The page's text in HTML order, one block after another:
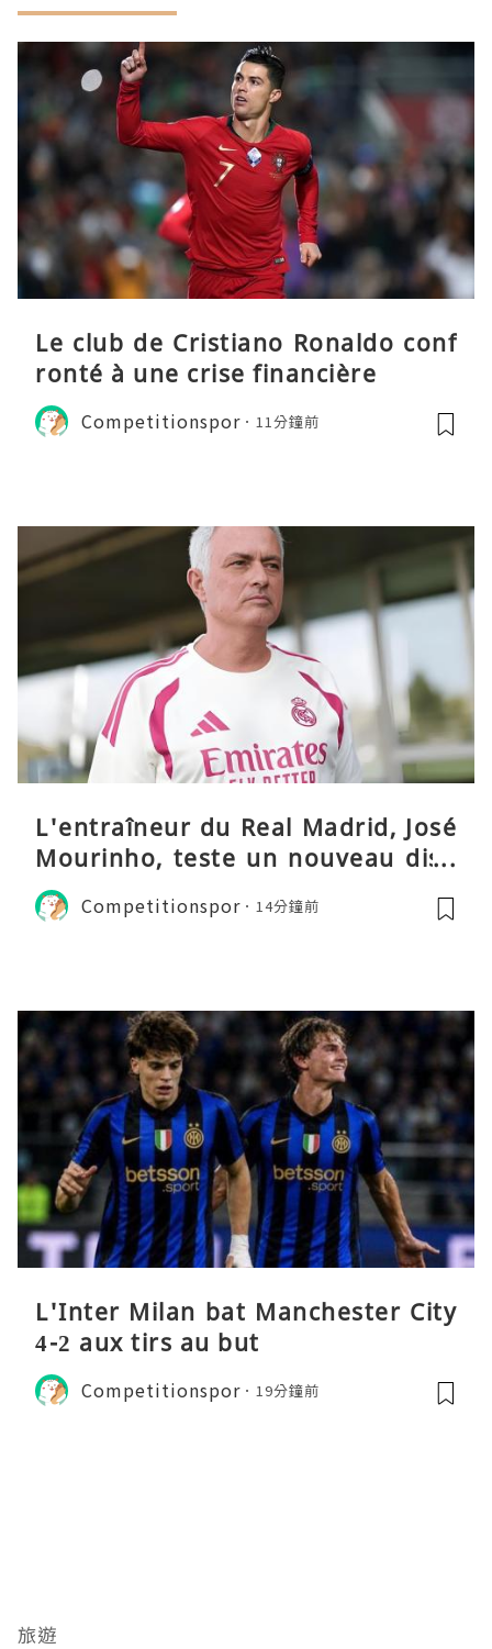
Le club de Cristiano Ronaldo conf
ronté à une crise financière
Competitionspor 11分鐘前
L'entraîneur du Real Madrid, José
Mourinho, teste un nouveau disp
ositif tactique
Competitionspor 14分鐘前
L'Inter Milan bat Manchester City
4-2 aux tirs au but
Competitionspor 19分鐘前
旅遊